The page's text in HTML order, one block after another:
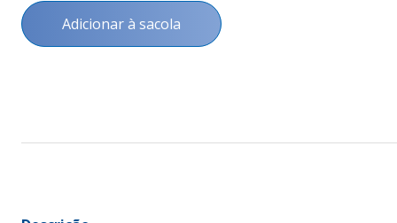
Adicionar à sacola